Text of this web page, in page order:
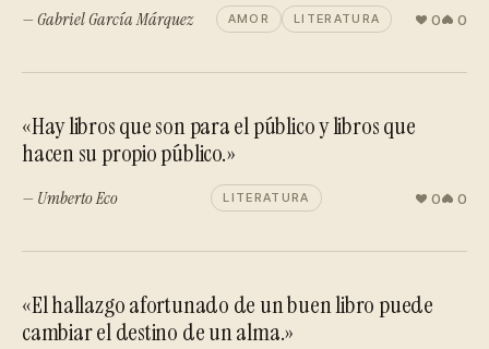
— Gabriel García Márquez AMOR LITERATURA 0 0
«Hay libros que son para el público y libros que
hacen su propio público.»
— Umberto Eco LITERATURA 0 0
«El hallazgo afortunado de un buen libro puede
cambiar el destino de un alma.»